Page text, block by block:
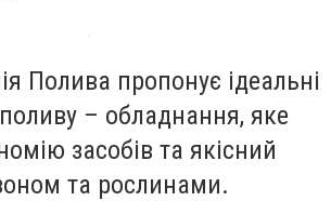
Полива пропонує ідеальні
– обладнання, яке
засобів та якісний
та рослинами.